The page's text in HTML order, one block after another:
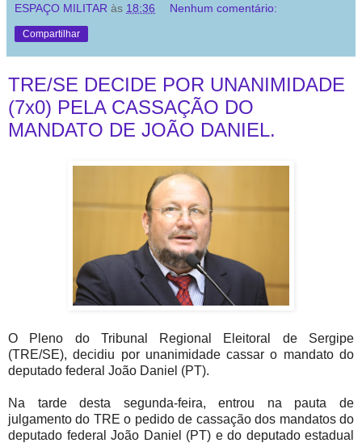
ESPAÇO MILITAR às 18:36 Nenhum comentário:
Compartilhar
TRE/SE DECIDE POR UNANIMIDADE
(7x0) PELA CASSAÇÃO DO
MANDATO DE JOÃO DANIEL.
O Pleno do Tribunal Regional Eleitoral de Sergipe
(TRE/SE), decidiu por unanimidade cassar o mandato do
deputado federal João Daniel (PT).
Na tarde desta segunda-feira, entrou na pauta de
julgamento do TRE o pedido de cassação dos mandatos do
deputado federal João Daniel (PT) e do deputado estadual